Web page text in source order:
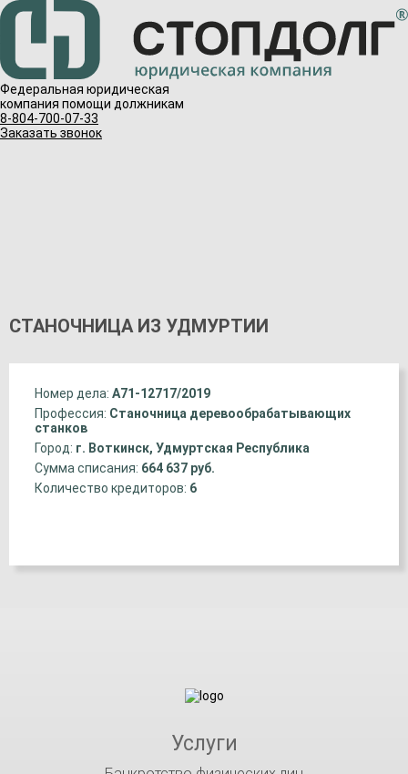
Федеральная юридическая
компания помощи должникам
8-804-700-07-33
Заказать звонок
СТАНОЧНИЦА ИЗ УДМУРТИИ
Номер дела: А71-12717/2019
Профессия: Станочница деревообрабатывающих
станков
Город: г. Воткинск, Удмуртская Республика
Сумма списания: 664 637 руб.
Количество кредиторов: 6
Услуги